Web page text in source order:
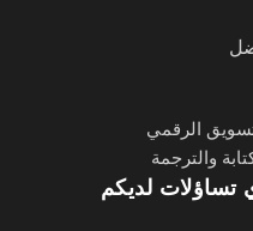
الرقمي
والترجمة
تساؤلات لديكم